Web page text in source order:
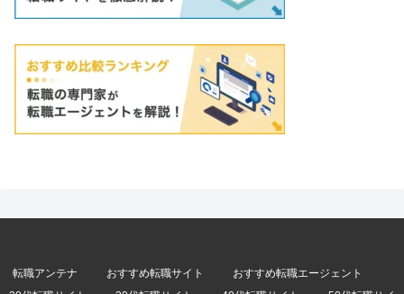
転職アンテナ おすすめ転職サイト
おすすめ転職エージェント